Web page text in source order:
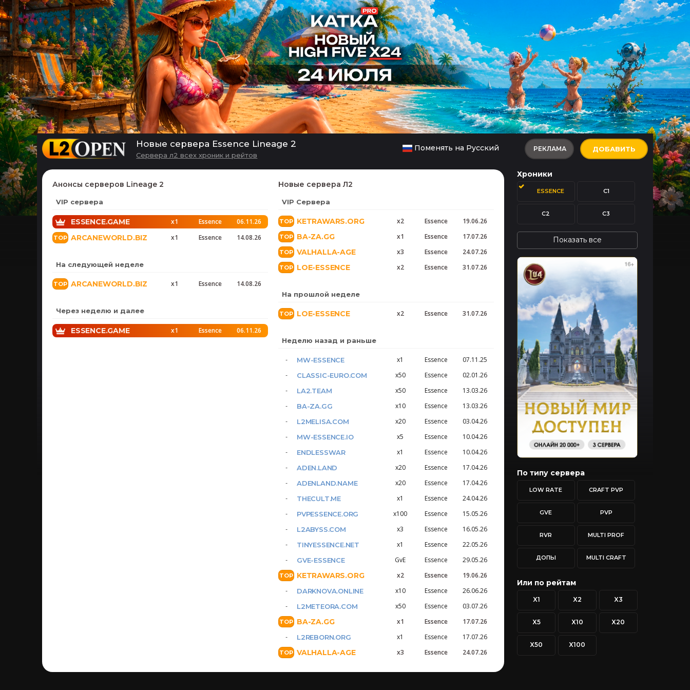
Новые сервера Essence Lineage 2
Сервера л2 всех хроник и рейтов
РЕКЛАМА ДОБАВИТЬ
Поменять на Русский
Анонсы серверов Lineage 2
VIP сервера
ESSENCE.GAME x1 Essence 06.11.26
ARCANEWORLD.BIZ x1 Essence 14.08.26
На следующей неделе
ARCANEWORLD.BIZ x1 Essence 14.08.26
Через неделю и далее
ESSENCE.GAME x1 Essence 06.11.26
Новые сервера Л2
VIP Сервера
KETRAWARS.ORG x2 Essence 19.06.26
BA-ZA.GG x1 Essence 17.07.26
VALHALLA-AGE x3 Essence 24.07.26
LOE-ESSENCE x2 Essence 31.07.26
На прошлой неделе
LOE-ESSENCE x2 Essence 31.07.26
Неделю назад и раньше
MW-ESSENCE x1 Essence 07.11.25
CLASSIC-EURO.COM x50 Essence 02.01.26
LA2.TEAM x50 Essence 13.03.26
BA-ZA.GG x10 Essence 13.03.26
L2MELISA.COM x20 Essence 03.04.26
MW-ESSENCE.IO x5 Essence 10.04.26
ENDLESSWAR x1 Essence 10.04.26
ADEN.LAND x20 Essence 17.04.26
ADENLAND.NAME x20 Essence 17.04.26
THECULT.ME x1 Essence 24.04.26
PVPESSENCE.ORG x100 Essence 15.05.26
L2ABYSS.COM x3 Essence 16.05.26
TINYESSENCE.NET x1 Essence 22.05.26
GVE-ESSENCE GvE Essence 29.05.26
KETRAWARS.ORG x2 Essence 19.06.26
DARKNOVA.ONLINE x10 Essence 26.06.26
L2METEORA.COM x50 Essence 03.07.26
BA-ZA.GG x1 Essence 17.07.26
L2REBORN.ORG x1 Essence 17.07.26
VALHALLA-AGE x3 Essence 24.07.26
Хроники
ESSENCE C1
C2 C3
По типу сервера
LOW RATE CRAFT PVP
GVE PVP
RVR MULTI PROF
ДОПЫ MULTI CRAFT
Или по рейтам
X1 X2 X3
X5 X10 X20
X50 X100